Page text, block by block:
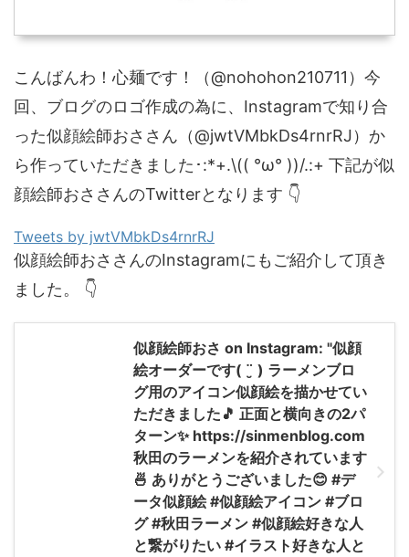
こんばんわ！心麺です！（@nohohon210711）今
回、ブログのロゴ作成の為に、Instagramで知り合
った似顔絵師おささん（@jwtVMbkDs4rnrRJ）か
ら作っていただきました･:*+.\(( °ω° ))/.:+ 下記が似
顔絵師おささんのTwitterとなります 👇
Tweets by jwtVMbkDs4rnrRJ
似顔絵師おささんのInstagramにもご紹介して頂き
ました。 👇
似顔絵師おさ on Instagram: "似顔
絵オーダーです( ¨̮ ) ラーメンブロ
グ用のアイコン似顔絵を描かせてい
ただきました🎵 正面と横向きの2パ
ターン✨ https://sinmenblog.com
秋田のラーメンを紹介されています
🍜 ありがとうございました😊 #デ
ータ似顔絵 #似顔絵アイコン #ブロ
グ #秋田ラーメン #似顔絵好きな人
と繋がりたい #イラスト好きな人と